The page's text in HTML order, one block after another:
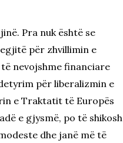
Pra nuk është se
për zhvillimin e
nevojshme financiare
për liberalizmin e
e Traktatit të Europës
e gjysmë, po të shikosh
dhe janë më të